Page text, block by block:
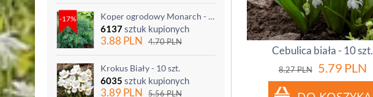
-17% Koper ogrodowy Monarch - po ścięciu odrasta
6137sztuk kupionych
3.88 PLN 4.70PLN
Krokus Biały - 10 szt.
6035 sztuk kupionych
3.89PLN 5.56PLN
Cebulica biała - 10 szt.
8.27PLN 5.79 PLN